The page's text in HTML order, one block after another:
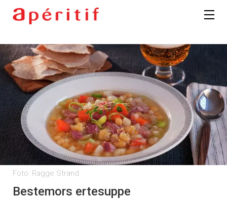
Foto: Ragge Strand
Bestemors ertesuppe